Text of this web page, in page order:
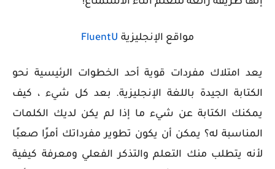
مواقع الإنجليزية FluentU
يعد امتلاك مفردات قوية أحد الخطوات الرئيسية نحو
الكتابة الجيدة باللغة الإنجليزية. بعد كل شيء ، كيف
يمكنك الكتابة عن شيء ما إذا لم يكن لديك الكلمات
المناسبة له؟ يمكن أن يكون تطوير مفرداتك أمرًا صعبًا
لأنه يتطلب منك التعلم والتذكر الفعلي ومعرفة كيفية